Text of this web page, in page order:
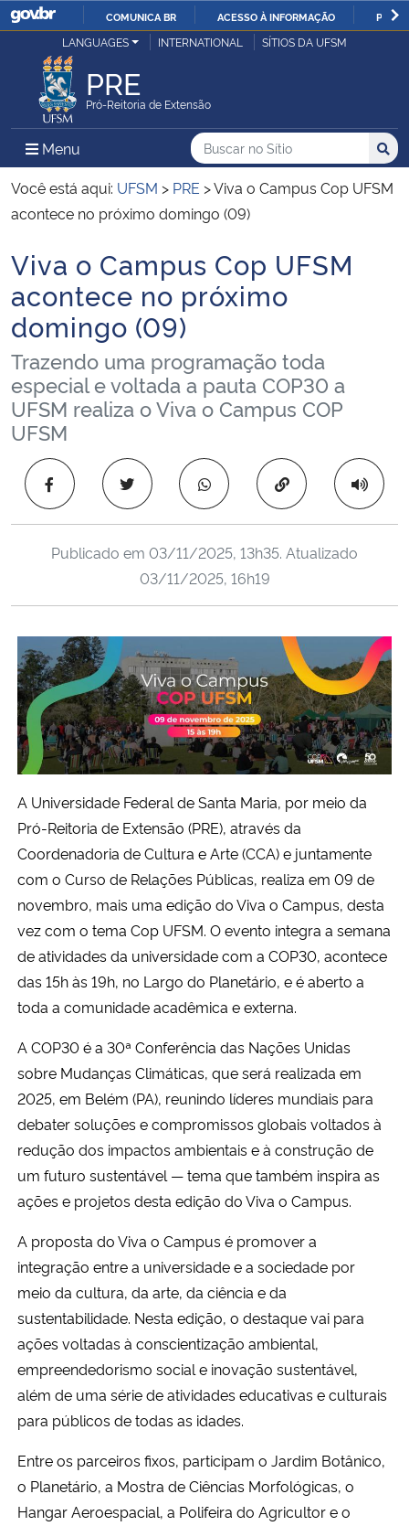
IR
COMUNICA BR ACESSO À INFORMAÇÃO
Ministério da Justiça e Segurança Pública
Ministério da Defesa
Ministério das Relações Exteriores
Ministério da Infraestrutura
Ministério da Agricultura, Pecuária e Abastecimento
Ministério da Educação
Ministério da Cidadania
Ministério da Saúde
Ministério de Minas e Energia
Ministério da Ciência, Tecnologia, Inovações e Comunicações
Ministério do Turismo
Ministério do Desenvolvimento Regional
Controladoria-Geral da União
Ministério da Mulher, da Família e dos Direitos Humanos
Secretaria-Geral
Secretaria de Governo
Gabinete de Segurança Institucional
Advocacia-Geral da União
Banco Central do Brasil
Planalto
LANGUAGES INTERNATIONAL SÍTIOS DA UFSM
PRE
Pró-Reitoria de Extensão
Menu Menu Principal do Sítio
Busca
Buscar no no Sítio
Busca:
Você está aqui: UFSM > PRE >Viva o Campus Cop UFSM
acontece no próximo domingo (09)
Início do conteúdo
Viva o Campus Cop UFSM
acontece no próximo
domingo (09)
Trazendo uma programação toda
especial e voltada a pauta COP30 a
UFSM realiza o Viva o Campus COP
UFSM
Copiar para área
Publicado em 03/11/2025, 13h35. Atualizado
03/11/2025, 16h19
A Universidade Federal de Santa Maria, por meio da
Pró-Reitoria de Extensão (PRE), através da
Coordenadoria de Cultura e Arte (CCA) e juntamente
com o Curso de Relações Públicas, realiza em 09 de
novembro, mais uma edição do Viva o Campus, desta
vez com o tema Cop UFSM. O evento integra a semana
de atividades da universidade com a COP30, acontece
das 15h às 19h, no Largo do Planetário, e é aberto a
toda a comunidade acadêmica e externa.
A COP30 é a 30ª Conferência das Nações Unidas
sobre Mudanças Climáticas, que será realizada em
2025, em Belém (PA), reunindo líderes mundiais para
debater soluções e compromissos globais voltados à
redução dos impactos ambientais e à construção de
um futuro sustentável — tema que também inspira as
ações e projetos desta edição do Viva o Campus.
A proposta do Viva o Campus é promover a
integração entre a universidade e a sociedade por
meio da cultura, da arte, da ciência e da
sustentabilidade. Nesta edição, o destaque vai para
ações voltadas à conscientização ambiental,
empreendedorismo social e inovação sustentável,
além de uma série de atividades educativas e culturais
para públicos de todas as idades.
Entre os parceiros fixos, participam o Jardim Botânico,
o Planetário, a Mostra de Ciências Morfológicas, o
Hangar Aeroespacial, a Polifeira do Agricultor e o